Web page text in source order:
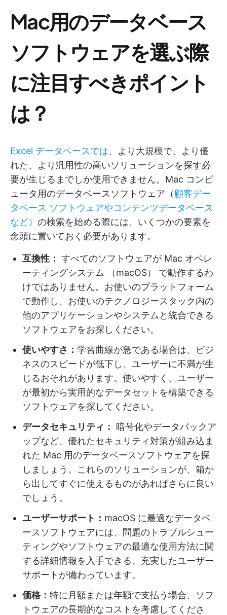
Mac用のデータベース
ソフトウェアを選ぶ際
に注目すべきポイント
は？
Excel データベースでは、より大規模で、より優
れた、より汎用性の高いソリューションを探す必
要が生じるまでしか使用できません。Mac コンピ
ュータ用のデータベースソフトウェア（顧客デー
タベース ソフトウェアやコンテンツデータベース
など） の検索を始める際には、いくつかの要素を
念頭に置いておく必要があります。
互換性： すべてのソフトウェアが Mac オペレ
ーティングシステム （macOS） で動作するわ
けではありません。お使いのプラットフォーム
で動作し、お使いのテクノロジースタック内の
他のアプリケーションやシステムと統合できる
ソフトウェアをお探しください。
使いやすさ： 学習曲線が急である場合は、ビジ
ネスのスピードが低下し、ユーザーに不満が生
じるおそれがあります。使いやすく、ユーザー
が最初から実用的なデータセットを構築できる
ソフトウェアを探してください。
データセキュリティ：
暗号化やデータバックア
ップなど、優れたセキュリティ対策が組み込ま
れた Mac 用のデータベースソフトウェアを探
しましょう。これらのソリューションが、箱か
ら出してすぐに使えるものがあればさらに良い
でしょう。
ユーザーサポート： macOS に最適なデータベ
ースソフトウェアには、問題のトラブルシュー
ティングやソフトウェアの最適な使用方法に関
する詳細情報を入手できる、充実したユーザー
サポートが備わっています。
価格： 特に月額または年額で支払う場合、ソフ
トウェアの長期的なコストを考慮してくださ